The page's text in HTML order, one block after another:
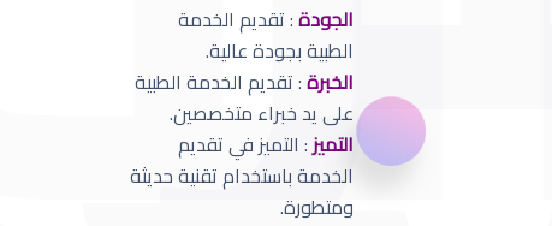
الجودة: تقديم الخدمة
الطبية بجودة عالية.
الخبرة: تقديم الخدمة الطبية
على يد خبراء متخصصين.
التميز: التميز في تقديم
الخدمة باستخدام تقنية حديثة
ومتطورة.